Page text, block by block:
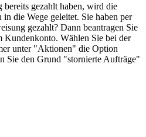
bereits gezahlt haben, wird die
die Wege geleitet. Sie haben per
gezahlt? Dann beantragen Sie
Kundenkonto. Wählen Sie bei der
unter "Aktionen" die Option
Sie den Grund "stornierte Aufträge"